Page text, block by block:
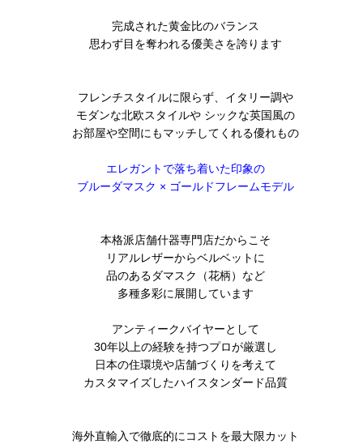
完成された黄金比のバランス
思わず目を奪われる優美さを誇ります
フレンチスタイルに限らず、イタリー調や
モダンな北欧スタイルや シックな英国風の
お部屋や空間にもマッチしてくれる優れもの
エレガントで落ち着いた印象の
ブルーダマスク × ゴールドフレームモデル
本格派店舗什器専門店だからこそ
リアルレザーからベルベットに
品のあるダマスク（花柄）など
多種多彩に展開しています
アンティークバイヤーとして
30年以上の経験を持つプロが厳選し
日本の住環境や店舗づくりを考えて
カスタマイズしたハイスタンダード品質
海外直輸入で徹底的にコストを最大限カット